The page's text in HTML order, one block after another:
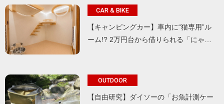
CAR & BIKE
【キャンピングカー】車内に“猫専用”ル
ーム!? 2万円台から借りられる「にゃ…
OUTDOOR
【自由研究】ダイソーの「お魚計測ケー